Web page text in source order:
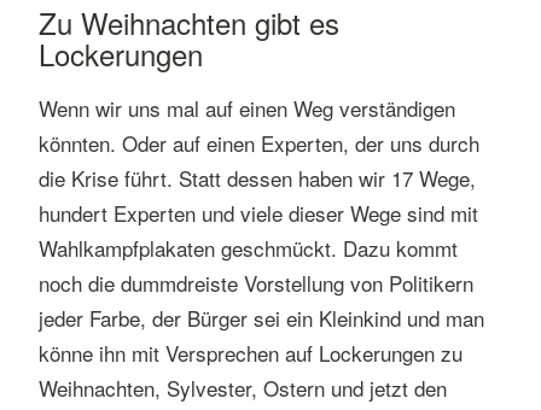
Zu Weihnachten gibt es
Lockerungen
Wenn wir uns mal auf einen Weg verständigen
könnten. Oder auf einen Experten, der uns durch
die Krise führt. Statt dessen haben wir 17 Wege,
hundert Experten und viele dieser Wege sind mit
Wahlkampfplakaten geschmückt. Dazu kommt
noch die dummdreiste Vorstellung von Politikern
jeder Farbe, der Bürger sei ein Kleinkind und man
könne ihn mit Versprechen auf Lockerungen zu
Weihnachten, Sylvester, Ostern und jetzt den